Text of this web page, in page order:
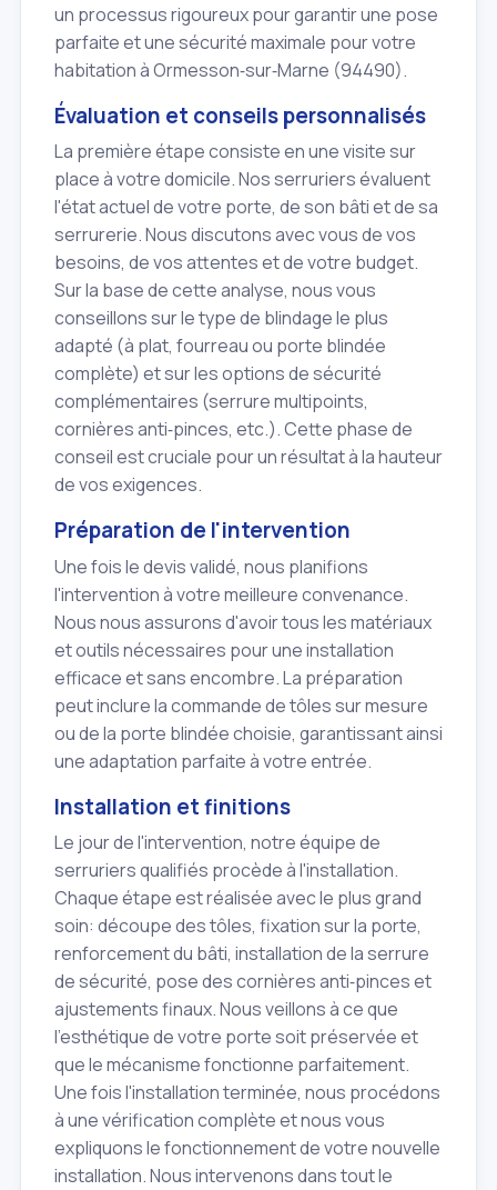
un processus rigoureux pour garantir une pose
parfaite et une sécurité maximale pour votre
habitation à Ormesson‑sur‑Marne (94490).
Évaluation et conseils personnalisés
La première étape consiste en une visite sur
place à votre domicile. Nos serruriers évaluent
l'état actuel de votre porte, de son bâti et de sa
serrurerie. Nous discutons avec vous de vos
besoins, de vos attentes et de votre budget.
Sur la base de cette analyse, nous vous
conseillons sur le type de blindage le plus
adapté (à plat, fourreau ou porte blindée
complète) et sur les options de sécurité
complémentaires (serrure multipoints,
cornières anti‑pinces, etc.). Cette phase de
conseil est cruciale pour un résultat à la hauteur
de vos exigences.
Préparation de l'intervention
Une fois le devis validé, nous planifions
l'intervention à votre meilleure convenance.
Nous nous assurons d'avoir tous les matériaux
et outils nécessaires pour une installation
efficace et sans encombre. La préparation
peut inclure la commande de tôles sur mesure
ou de la porte blindée choisie, garantissant ainsi
une adaptation parfaite à votre entrée.
Installation et finitions
Le jour de l'intervention, notre équipe de
serruriers qualifiés procède à l'installation.
Chaque étape est réalisée avec le plus grand
soin: découpe des tôles, fixation sur la porte,
renforcement du bâti, installation de la serrure
de sécurité, pose des cornières anti‑pinces et
ajustements finaux. Nous veillons à ce que
l'esthétique de votre porte soit préservée et
que le mécanisme fonctionne parfaitement.
Une fois l'installation terminée, nous procédons
à une vérification complète et nous vous
expliquons le fonctionnement de votre nouvelle
installation. Nous intervenons dans tout le